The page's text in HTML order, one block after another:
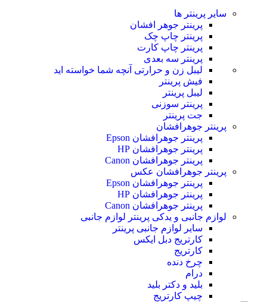
سایر پرینتر ها
پرینتر جوهر افشان
پرینتر چاپ چک
پرینتر چاپ کارت
پرینتر سه بعدی
لیبل زن و حرارتی آنچه شما خواسته اید
فیش پرینتر
لیبل پرینتر
پرینتر سوزنی
جت پرینتر
پرینتر جوهرافشان
پرینتر جوهرافشان Epson
پرینتر جوهرافشان HP
پرینتر جوهرافشان Canon
پرینتر جوهرافشان عکس
پرینتر جوهرافشان Epson
پرینتر جوهرافشان HP
پرینتر جوهرافشان Canon
لوازم جانبی و یدکی پرینتر لوازم جانبی
سایر لوازم جانبی پرینتر
کارتریج دبل ایکس
کارتریج
چرخ دنده
درام
بلید و دکتر بلید
چیپ کارتریج